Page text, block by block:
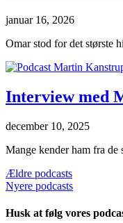
januar 16, 2026
Omar stod for det største
Interview med
december 10, 2025
Mange kender ham fra
Navigation
til
podcasts
Ældre podcasts
Nyere podcasts
Husk at følg vores